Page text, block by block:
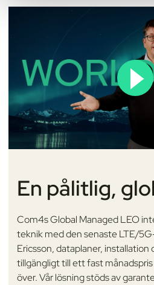
En pålitlig,
Com4s Global Managed LEO
teknik med den senaste LTE/
Ericsson, dataplaner, installation
tillgängligt till ett fast
över. Vår lösning stöds av